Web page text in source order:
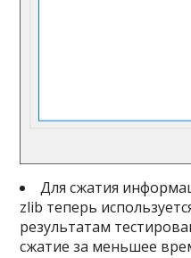
Для сжатия
zlib теперь
результатам
сжатие за меньшее